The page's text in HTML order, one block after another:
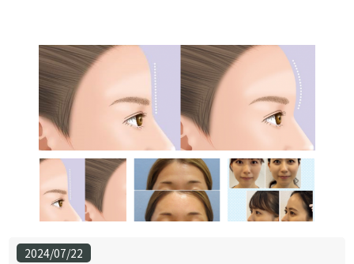
2024/07/22